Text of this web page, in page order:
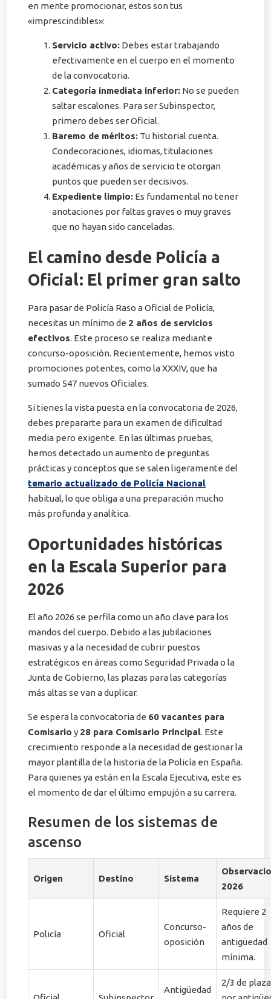
en mente promocionar, estos son tus
«imprescindibles»:
Servicio activo: Debes estar trabajando
efectivamente en el cuerpo en el momento
de la convocatoria.
Categoría inmediata inferior: No se pueden
saltar escalones. Para ser Subinspector,
primero debes ser Oficial.
Baremo de méritos: Tu historial cuenta.
Condecoraciones, idiomas, titulaciones
académicas y años de servicio te otorgan
puntos que pueden ser decisivos.
Expediente limpio: Es fundamental no tener
anotaciones por faltas graves o muy graves
que no hayan sido canceladas.
El camino desde Policía a
Oficial: El primer gran salto
Para pasar de Policía Raso a Oficial de Policía,
necesitas un mínimo de 2 años de servicios
efectivos. Este proceso se realiza mediante
concurso-oposición. Recientemente, hemos visto
promociones potentes, como la XXXIV, que ha
sumado 547 nuevos Oficiales.
Si tienes la vista puesta en la convocatoria de 2026,
debes prepararte para un examen de dificultad
media pero exigente. En las últimas pruebas,
hemos detectado un aumento de preguntas
prácticas y conceptos que se salen ligeramente del
temario actualizado de Policía Nacional
habitual, lo que obliga a una preparación mucho
más profunda y analítica.
Oportunidades históricas
en la Escala Superior para
2026
El año 2026 se perfila como un año clave para los
mandos del cuerpo. Debido a las jubilaciones
masivas y a la necesidad de cubrir puestos
estratégicos en áreas como Seguridad Privada o la
Junta de Gobierno, las plazas para las categorías
más altas se van a duplicar.
Se espera la convocatoria de 60 vacantes para
Comisario y 28 para Comisario Principal. Este
crecimiento responde a la necesidad de gestionar la
mayor plantilla de la historia de la Policía en España.
Para quienes ya están en la Escala Ejecutiva, este es
el momento de dar el último empujón a su carrera.
Resumen de los sistemas de
ascenso
Origen Destino Sistema
2026
Policía Oficial
Concurso-
oposición
Requiere 2
años de
antigüedad
mínima.
Antigüedad
2/3 de